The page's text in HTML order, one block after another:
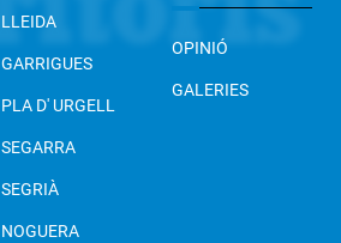
LLEIDA
GARRIGUES
PLA D' URGELL
SEGARRA
SEGRIÀ
NOGUERA
OPINIÓ
GALERIES